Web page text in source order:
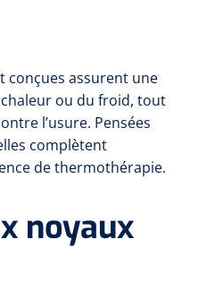
conçues assurent une
ou du froid, tout
l’usure. Pensées
complètent
de thermothérapie.
noyaux